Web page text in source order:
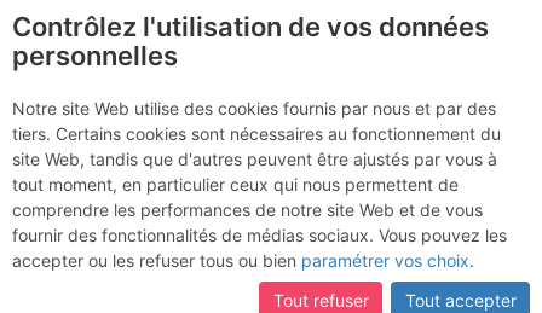
Pic du Fond de Peynin :
Versant SW
Mardi 27 décembre 2016
France Hautes-Alpes Queyras N - Briançonnais - Alpes
Cottiennes
Contrôlez l'utilisation de vos données
personnelles
Notre site Web utilise des cookies fournis par nous et par des
tiers. Certains cookies sont nécessaires au fonctionnement du
site Web, tandis que d'autres peuvent être ajustés par vous à
tout moment, en particulier ceux qui nous permettent de
comprendre les performances de notre site Web et de vous
fournir des fonctionnalités de médias sociaux. Vous pouvez les
accepter ou les refuser tous ou bien paramétrer vos choix.
Tout refuser
Tout accepter